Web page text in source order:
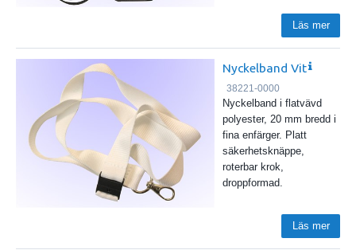
Läs mer
Nyckelband Vit
38221-0000
Nyckelband i flatvävd
polyester, 20 mm bredd i
fina enfärger. Platt
säkerhetsknäppe,
roterbar krok,
droppformad.
Läs mer